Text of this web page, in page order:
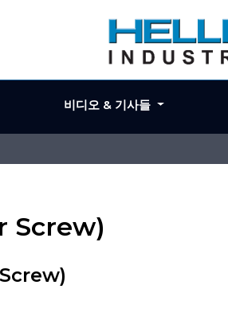
Screw)
비디오 & 기사들